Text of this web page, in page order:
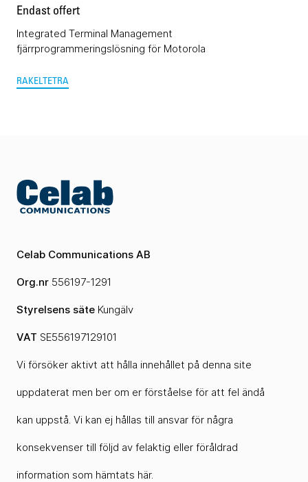
Endast offert
Integrated Terminal Management
fjärrprogrammeringslösning för Motorola
RAKELTETRA
Celab Communications AB
Org.nr 556197-1291
Styrelsens säte Kungälv
VAT SE556197129101
Vi försöker aktivt att hålla innehållet på denna site
uppdaterat men ber om er förståelse för att fel ändå
kan uppstå. Vi kan ej hållas till ansvar för några
konsekvenser till följd av felaktig eller föråldrad
information som hämtats här.